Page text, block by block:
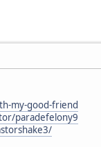
my-good-friend
paradefelony9